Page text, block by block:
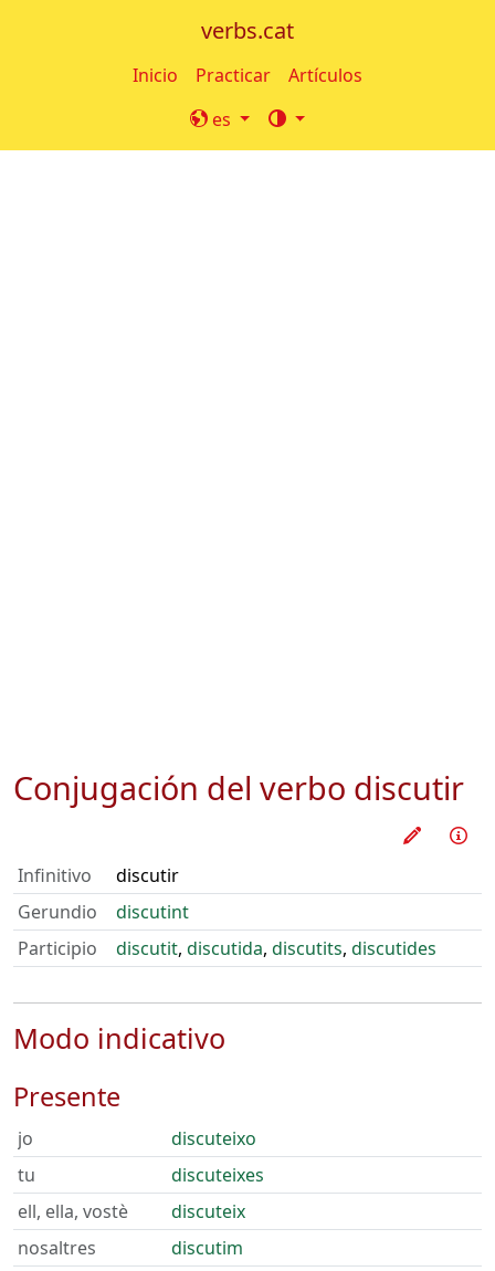
verbs.cat
Inicio Practicar
Artículos
es
Conjugación del verbo discutir
Infinitivo
discutir
Gerundio
discutint
Participio
discutit, discutida, discutits, discutides
Modo indicativo
Presente
jo
discuteixo
tu
discuteixes
ell, ella, vostè
discuteix
nosaltres
discutim